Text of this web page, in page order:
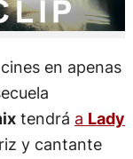
en apenas
tendrá a Lady
y cantante